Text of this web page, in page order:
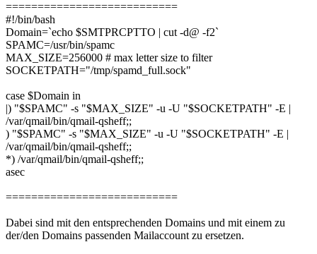
===========================
#!/bin/bash
Domain=`echo $SMTPRCPTTO | cut -d@ -f2`
SPAMC=/usr/bin/spamc
MAX_SIZE=256000 # max letter size to filter
SOCKETPATH="/tmp/spamd_full.sock"
case $Domain in
|) "$SPAMC" -s "$MAX_SIZE" -u -U "$SOCKETPATH" -E |
/var/qmail/bin/qmail-qsheff;;
) "$SPAMC" -s "$MAX_SIZE" -u -U "$SOCKETPATH" -E |
/var/qmail/bin/qmail-qsheff;;
*) /var/qmail/bin/qmail-qsheff;;
asec
===========================
Dabei sind mit den entsprechenden Domains und mit einem zu
der/den Domains passenden Mailaccount zu ersetzen.